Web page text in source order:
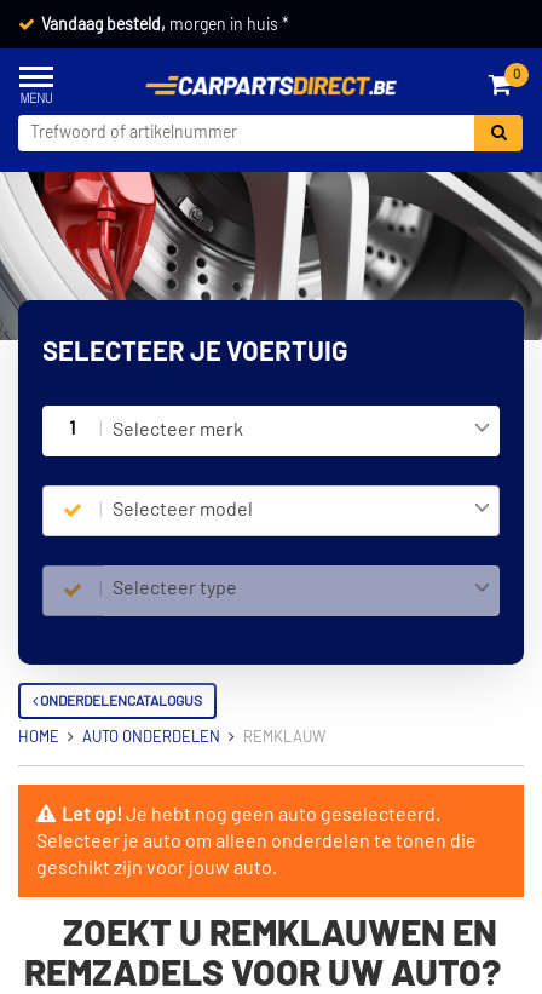
Vandaag besteld, morgen in huis *
0
SELECTEER JE VOERTUIG
1 Selecteer merk
Selecteer model
Selecteer type
ONDERDELENCATALOGUS
HOME AUTO ONDERDELEN REMKLAUW
Let op!Je hebt nog geen auto geselecteerd.
Selecteer je auto om alleen onderdelen te tonen die
geschikt zijn voor jouw auto.
ZOEKT U REMKLAUWEN EN
REMZADELS VOOR UW AUTO?